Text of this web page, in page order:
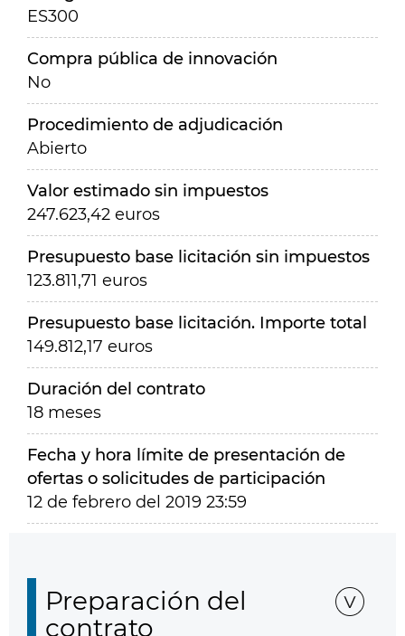
ES300
Compra pública de innovación
No
Procedimiento de adjudicación
Abierto
Valor estimado sin impuestos
247.623,42 euros
Presupuesto base licitación sin impuestos
123.811,71 euros
Presupuesto base licitación. Importe total
149.812,17 euros
Duración del contrato
18 meses
Fecha y hora límite de presentación de
ofertas o solicitudes de participación
12 de febrero del 2019 23:59
Preparación del
contrato